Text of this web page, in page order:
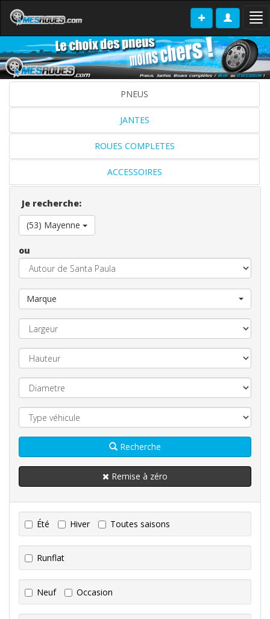
PNEUS
JANTES
ROUES COMPLETES
ACCESSOIRES
Je recherche:
(53) Mayenne
ou
Marque
Recherche
Remise à zéro
Été Hiver Toutes saisons
Runflat
Neuf Occasion